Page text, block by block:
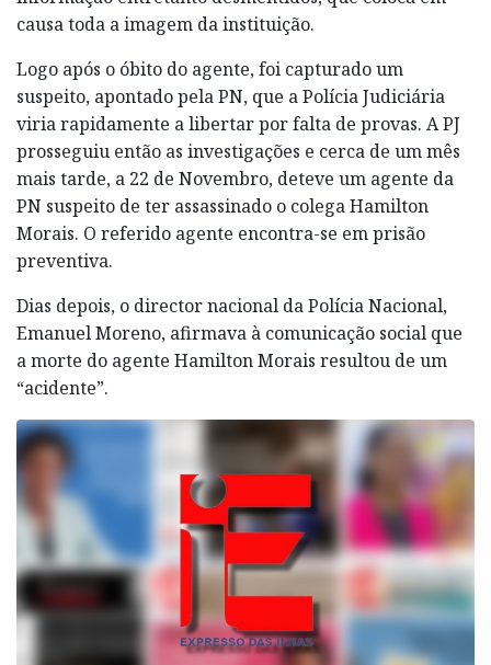
causa toda a imagem da instituição.
Logo após o óbito do agente, foi capturado um
suspeito, apontado pela PN, que a Polícia Judiciária
viria rapidamente a libertar por falta de provas. A PJ
prosseguiu então as investigações e cerca de um mês
mais tarde, a 22 de Novembro, deteve um agente da
PN suspeito de ter assassinado o colega Hamilton
Morais. O referido agente encontra-se em prisão
preventiva.
Dias depois, o director nacional da Polícia Nacional,
Emanuel Moreno, afirmava à comunicação social que
a morte do agente Hamilton Morais resultou de um
“acidente”.